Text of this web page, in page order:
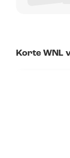
Korte WNL